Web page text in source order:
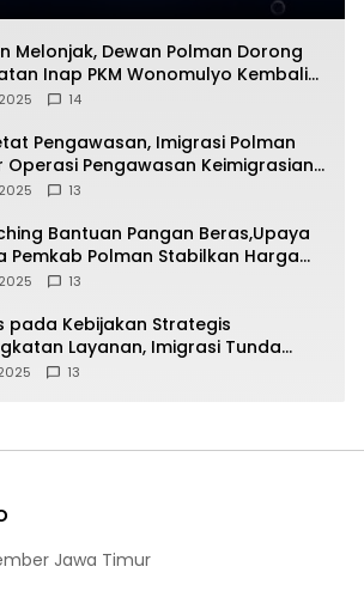
Melonjak, Dewan Polman Dorong
Inap PKM Wonomulyo Kembali
14
Pengawasan, Imigrasi Polman
Operasi Pengawasan Keimigrasian
Serentak disemua Daerah
13
Bantuan Pangan Beras,Upaya
Pemkab Polman Stabilkan Harga
13
pada Kebijakan Strategis
Layanan, Imigrasi Tunda
Desain Merah Putih
13
Jawa Timur